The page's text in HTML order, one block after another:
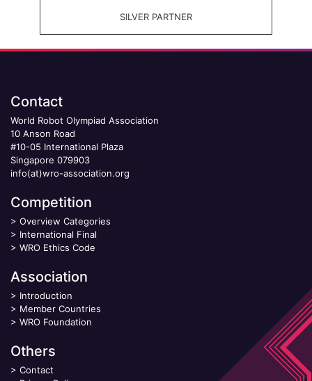
SILVER PARTNER
Contact
World Robot Olympiad Association
10 Anson Road
#10-05 International Plaza
Singapore 079903
info(at)wro-association.org
Competition
> Overview Categories
> International Final
> WRO Ethics Code
Association
> Introduction
> Member Countries
> WRO Foundation
Others
> Contact